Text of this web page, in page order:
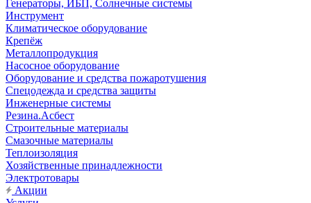
Генераторы, ИБП, Солнечные системы
Инструмент
Климатическое оборудование
Крепёж
Металлопродукция
Насосное оборудование
Оборудование и средства пожаротушения
Спецодежда и средства защиты
Инженерные системы
Резина.Асбест
Строительные материалы
Смазочные материалы
Теплоизоляция
Хозяйственные принадлежности
Электротовары
Акции